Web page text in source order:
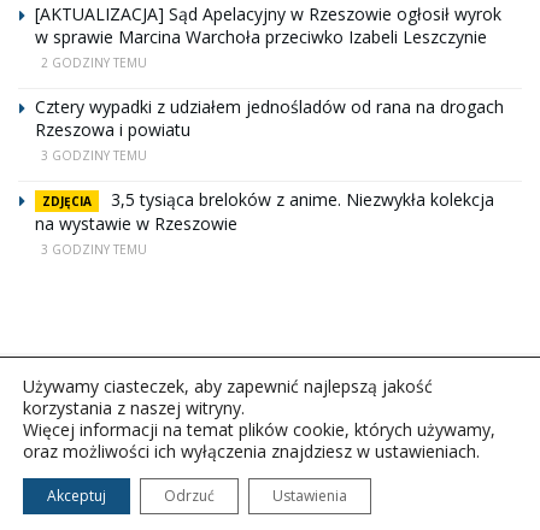
[AKTUALIZACJA] Sąd Apelacyjny w Rzeszowie ogłosił wyrok
w sprawie Marcina Warchoła przeciwko Izabeli Leszczynie
2 GODZINY TEMU
Cztery wypadki z udziałem jednośladów od rana na drogach
Rzeszowa i powiatu
3 GODZINY TEMU
ZDJĘCIA
3,5 tysiąca breloków z anime. Niezwykła kolekcja
na wystawie w Rzeszowie
3 GODZINY TEMU
Copyright © 2026Polskie Radio Rzeszów S.A. w likwidacj.
Wszelkie prawa zastrzeżone.
Używamy ciasteczek, aby zapewnić najlepszą jakość
korzystania z naszej witryny.
Więcej informacji na temat plików cookie, których używamy,
oraz możliwości ich wyłączenia znajdziesz w ustawieniach.
Akceptuj Odrzuć Ustawienia